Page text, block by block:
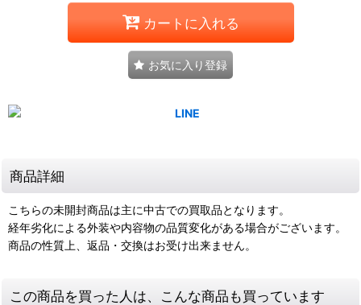
カートに入れる
お気に入り登録
商品詳細
こちらの未開封商品は主に中古での買取品となります。
経年劣化による外装や内容物の品質変化がある場合がございます。
商品の性質上、返品・交換はお受け出来ません。
この商品を買った人は、こんな商品も買っています